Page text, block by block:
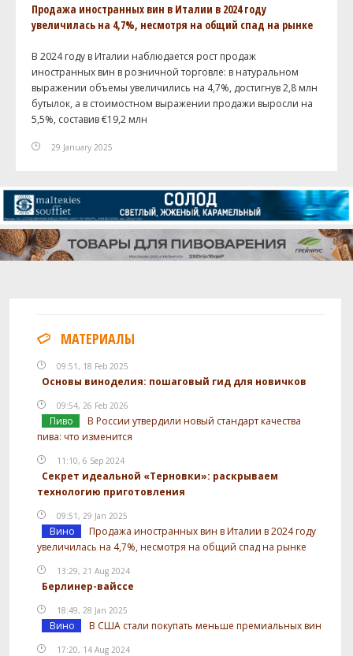
Продажа иностранных вин в Италии в 2024 году
увеличилась на 4,7%, несмотря на общий спад на рынке
В 2024 году в Италии наблюдается рост продаж
иностранных вин в розничной торговле: в натуральном
выражении объемы увеличились на 4,7%, достигнув 2,8 млн
бутылок, а в стоимостном выражении продажи выросли на
5,5%, составив €19,2 млн
29 January 2025
МАТЕРИАЛЫ
09:51, 18 Feb 2025
Основы виноделия: пошаговый гид для новичков
09:54, 26 Feb 2026
Пиво
В России утвердили новый стандарт качества
пива: что изменится
11:10, 6 Sep 2024
Секрет идеальной «Терновки»: раскрываем
технологию приготовления
09:51, 29 Jan 2025
Вино
Продажа иностранных вин в Италии в 2024 году
увеличилась на 4,7%, несмотря на общий спад на рынке
13:29, 21 Aug 2024
Берлинер-вайссе
18:49, 28 Jan 2025
Вино В США стали покупать меньше премиальных вин
17:20, 14 Aug 2024